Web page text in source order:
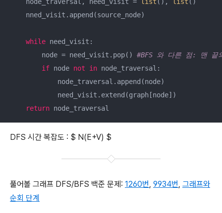
    nned_visit.append(source_node)
while need_visit:
        node = need_visit.pop()
#BFS 와 다른 점: 맨 끝
if node not in node_traversal:
            node_traversal.append(node)
            need_visit.extend(graph[node])
return node_traversal
DFS 시간 복잡도 : $ N(E+V) $
풀어볼 그래프 DFS/BFS 백준 문제: 1260번, 9934번, 그래프와
순회 단계